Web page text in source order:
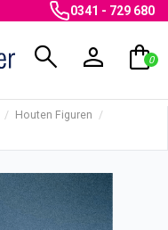
0341 - 729 680
search person shopping_bag
0
Houten Figuren